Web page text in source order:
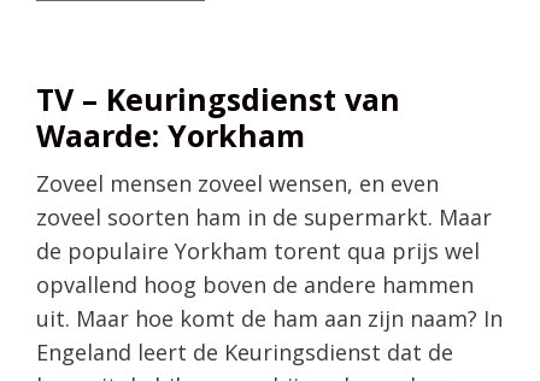
TV – Keuringsdienst van
Waarde: Yorkham
Zoveel mensen zoveel wensen, en even
zoveel soorten ham in de supermarkt. Maar
de populaire Yorkham torent qua prijs wel
opvallend hoog boven de andere hammen
uit. Maar hoe komt de ham aan zijn naam? In
Engeland leert de Keuringsdienst dat de